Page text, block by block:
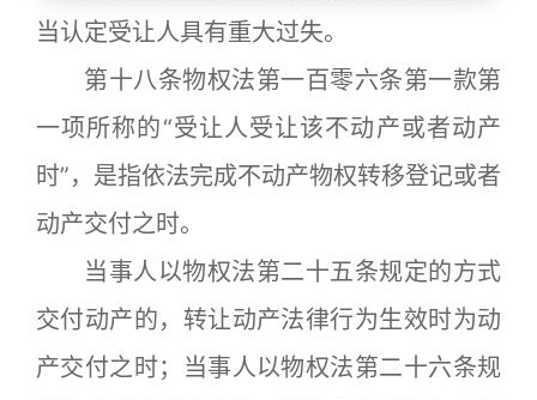
当认定受让人具有重大过失。
第十八条物权法第一百零六条第一款第
一项所称的“受让人受让该不动产或者动产
时”，是指依法完成不动产物权转移登记或者
动产交付之时。
当事人以物权法第二十五条规定的方式
交付动产的，转让动产法律行为生效时为动
产交付之时；当事人以物权法第二十六条规